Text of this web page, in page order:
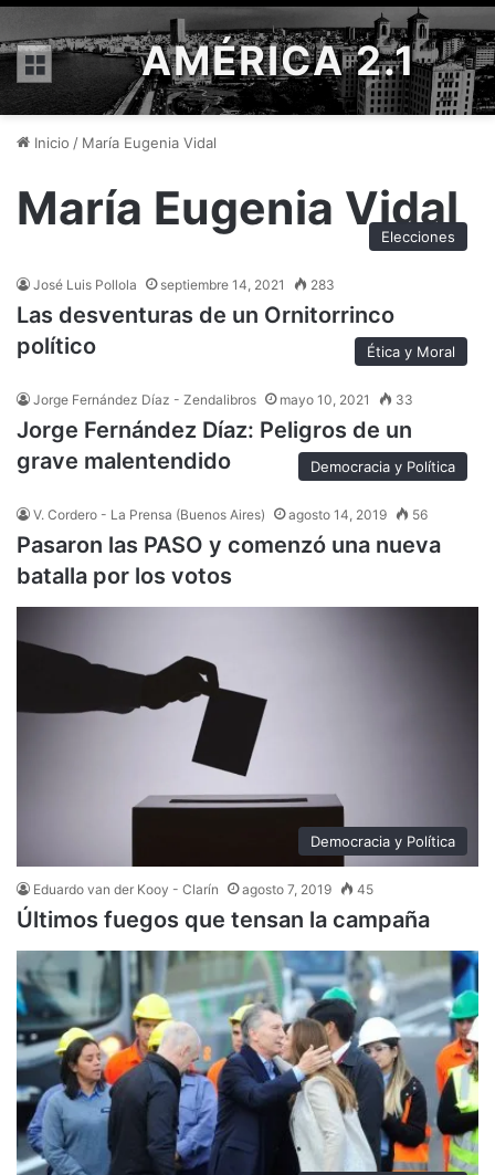
Menú AMÉRICA 2.1
Inicio / María Eugenia Vidal
María Eugenia Vidal
Elecciones
José Luis Pollola septiembre 14, 2021 283
Las desventuras de un Ornitorrinco
político
Ética y Moral
Jorge Fernández Díaz - Zendalibros mayo 10, 2021 33
Jorge Fernández Díaz: Peligros de un
grave malentendido
Democracia y Política
V. Cordero - La Prensa (Buenos Aires) agosto 14, 2019 56
Pasaron las PASO y comenzó una nueva
batalla por los votos
Democracia y Política
Eduardo van der Kooy - Clarín agosto 7, 2019 45
Últimos fuegos que tensan la campaña